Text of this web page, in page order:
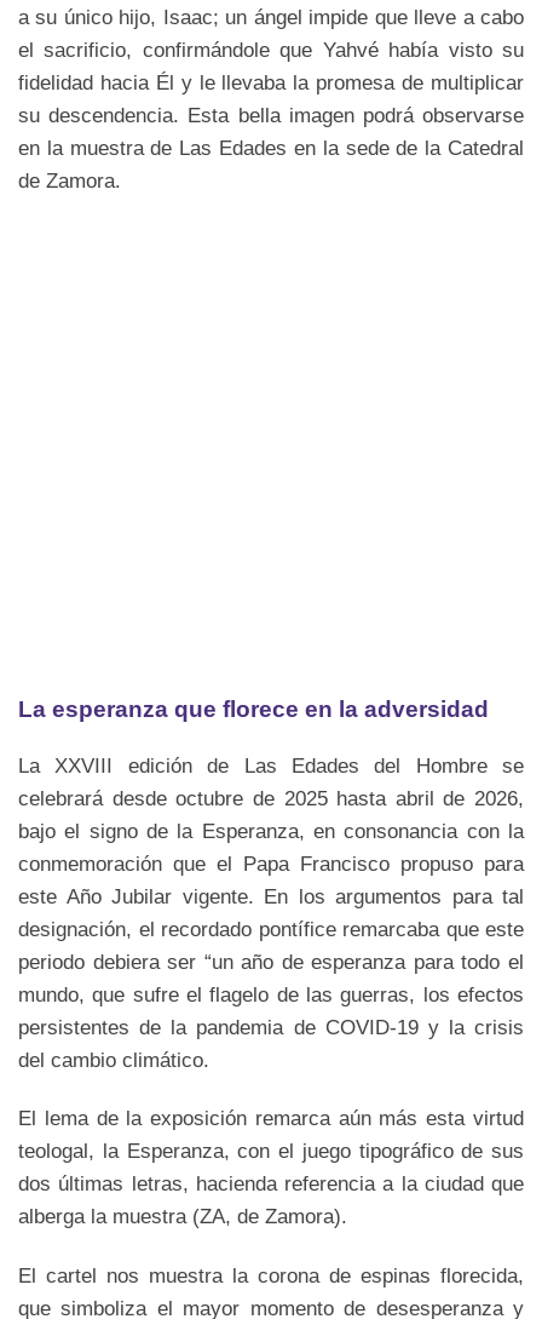
a su único hijo, Isaac; un ángel impide que lleve a cabo
el sacrificio, confirmándole que Yahvé había visto su
fidelidad hacia Él y le llevaba la promesa de multiplicar
su descendencia. Esta bella imagen podrá observarse
en la muestra de Las Edades en la sede de la Catedral
de Zamora.
La esperanza que florece en la adversidad
La XXVIII edición de Las Edades del Hombre se
celebrará desde octubre de 2025 hasta abril de 2026,
bajo el signo de la Esperanza, en consonancia con la
conmemoración que el Papa Francisco propuso para
este Año Jubilar vigente. En los argumentos para tal
designación, el recordado pontífice remarcaba que este
periodo debiera ser “un año de esperanza para todo el
mundo, que sufre el flagelo de las guerras, los efectos
persistentes de la pandemia de COVID-19 y la crisis
del cambio climático.
El lema de la exposición remarca aún más esta virtud
teologal, la Esperanza, con el juego tipográfico de sus
dos últimas letras, hacienda referencia a la ciudad que
alberga la muestra (ZA, de Zamora).
El cartel nos muestra la corona de espinas florecida,
que simboliza el mayor momento de desesperanza y